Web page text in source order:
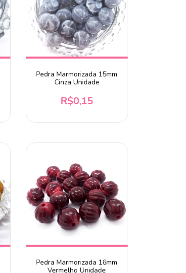
Pedra Marmorizada 15mm
Cinza Unidade
R$0,15
Pedra Marmorizada 16mm
Vermelho Unidade